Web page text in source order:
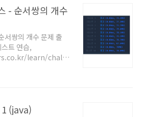
풀 때의 팁 및 주의점'
자바로 풀어보려고
서 자바로 풀 때의 팁
걸 추천드립니다. 풀
으로 먼저 생각하면
수 있다. 문제를 간단
..
- 순서쌍의 개수
쌍의 개수 문제 출
트 연습,
learn/challenges
포스 n의 크기가 100
n까지의 모든 수를
이 우선 n의 크기가
(java)